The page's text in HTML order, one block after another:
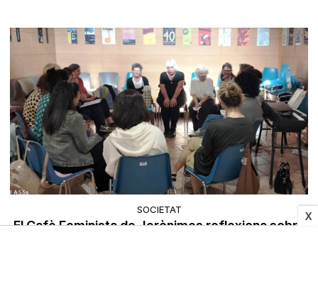
X
SOCIETAT
El Cafè Feminista de Jerònimes reflexiona sobre